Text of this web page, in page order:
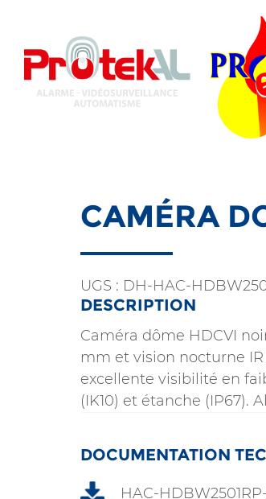
principal
CAMÉRA
UGS : DH-HAC-
DESCRIPTION
Caméra dôme HDCVI
mm et vision nocturne
excellente visibilité en
(IK10) et étanche (IP67).
DOCUMENTATION
HAC-